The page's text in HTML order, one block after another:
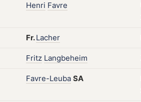
Henri Favre
Fr.Lacher
Fritz Langbeheim
Favre-Leuba SA